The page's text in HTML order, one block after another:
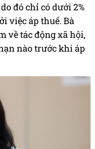
đó chỉ có dưới 2%
việc áp thuế. Bà
về tác động xã hội,
nào trước khi áp